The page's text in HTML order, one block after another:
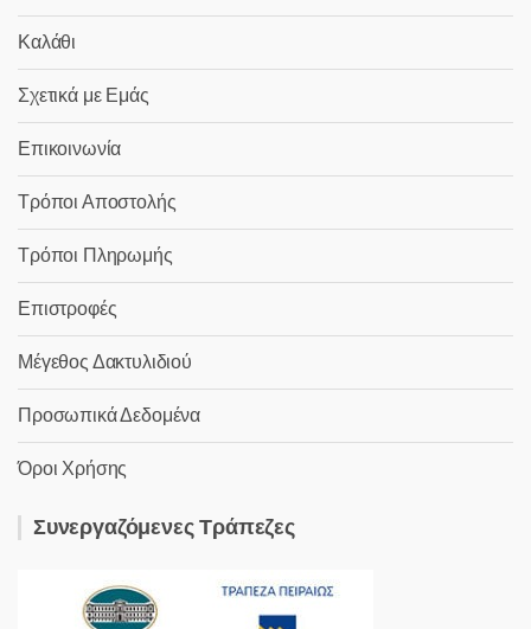
Καλάθι
Σχετικά με Εμάς
Επικοινωνία
Τρόποι Αποστολής
Τρόποι Πληρωμής
Επιστροφές
Μέγεθος Δακτυλιδιού
Προσωπικά Δεδομένα
Όροι Χρήσης
Συνεργαζόμενες Τράπεζες